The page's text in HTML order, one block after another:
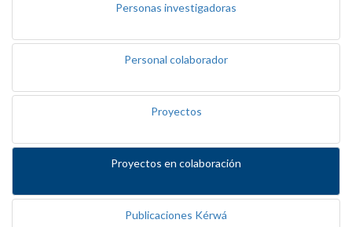
Personas investigadoras
Personal colaborador
Proyectos
Proyectos en colaboración
Publicaciones Kérwá